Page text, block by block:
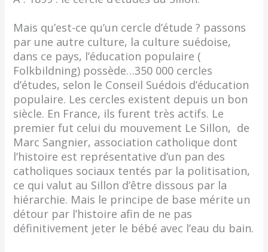
Mais qu’est-ce qu’un cercle d’étude ? passons
par une autre culture, la culture suédoise,
dans ce pays, l’éducation populaire (
Folkbildning) possède…350 000 cercles
d’études, selon le Conseil Suédois d’éducation
populaire. Les cercles existent depuis un bon
siècle. En France, ils furent très actifs. Le
premier fut celui du mouvement Le Sillon, de
Marc Sangnier, association catholique dont
l’histoire est représentative d’un pan des
catholiques sociaux tentés par la politisation,
ce qui valut au Sillon d’être dissous par la
hiérarchie. Mais le principe de base mérite un
détour par l’histoire afin de ne pas
définitivement jeter le bébé avec l’eau du bain.